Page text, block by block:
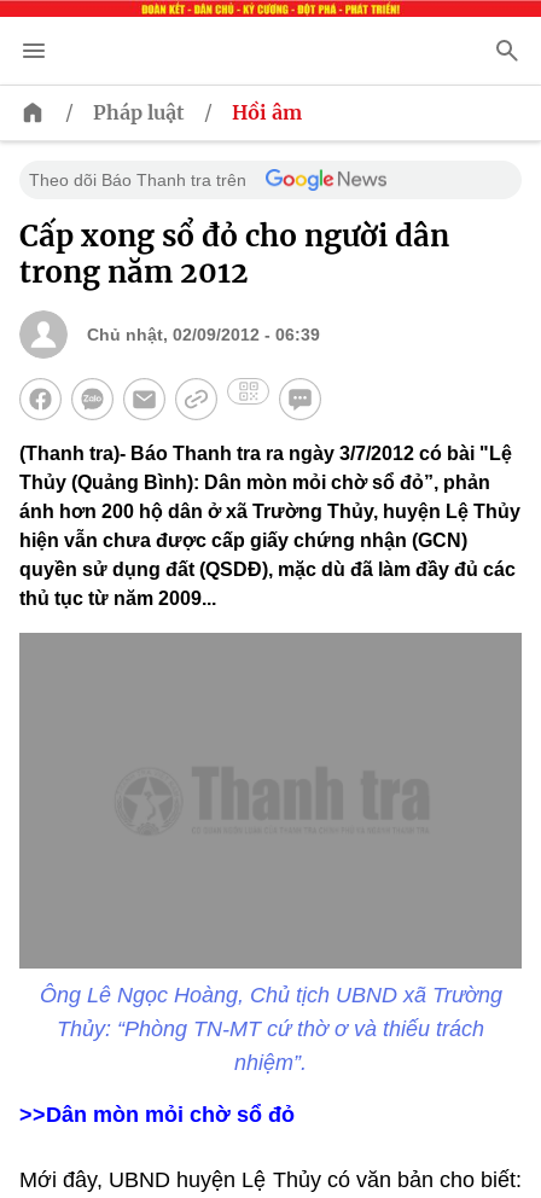
/ Pháp luật / Hồi âm
Theo dõi Báo Thanh tra trên
Cấp xong sổ đỏ cho người dân
trong năm 2012
Chủ nhật, 02/09/2012 - 06:39
(Thanh tra)- Báo Thanh tra ra ngày 3/7/2012 có bài "Lệ
Thủy (Quảng Bình): Dân mòn mỏi chờ sổ đỏ”, phản
ánh hơn 200 hộ dân ở xã Trường Thủy, huyện Lệ Thủy
hiện vẫn chưa được cấp giấy chứng nhận (GCN)
quyền sử dụng đất (QSDĐ), mặc dù đã làm đầy đủ các
thủ tục từ năm 2009...
Ông Lê Ngọc Hoàng, Chủ tịch UBND xã Trường
Thủy: “Phòng TN-MT cứ thờ ơ và thiếu trách
nhiệm”.
>>Dân mòn mỏi chờ sổ đỏ
Mới đây, UBND huyện Lệ Thủy có văn bản cho biết: